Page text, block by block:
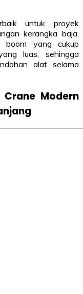
untuk proyek
kerangka baja,
boom yang cukup
luas, sehingga
alat selama
Crane Modern